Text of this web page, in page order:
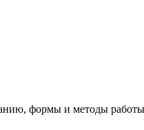
формы и методы